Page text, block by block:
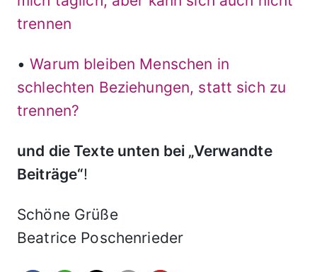
trennen
•Warum bleiben Menschen in
schlechten Beziehungen, statt sich zu
trennen?
und die Texte unten bei „Verwandte
Beiträge“!
Schöne Grüße
Beatrice Poschenrieder